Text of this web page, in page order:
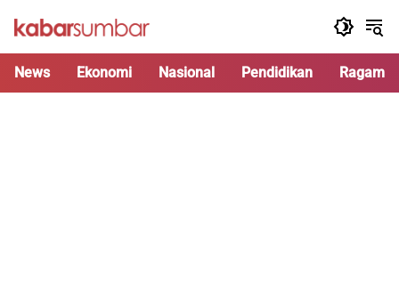
News Ekonomi Nasional Pendidikan Ragam